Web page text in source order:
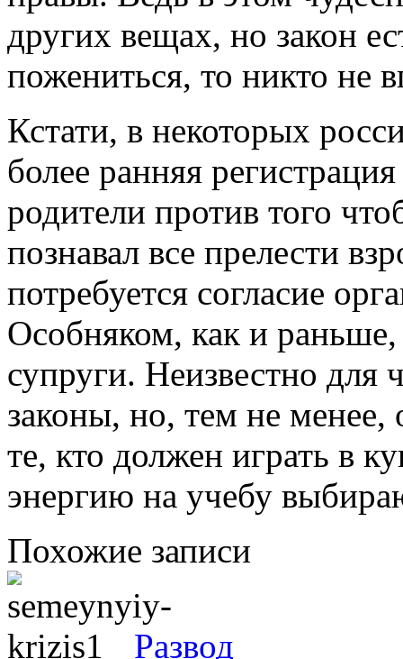
других вещах, но закон
пожениться, то никто не
Кстати, в некоторых
более ранняя
родители против того
познавал все прелести
потребуется согласие
Особняком, как и
супруги. Неизвестно для
законы, но, тем не
те, кто должен играть в
энергию на учебу
Похожие записи
Развод